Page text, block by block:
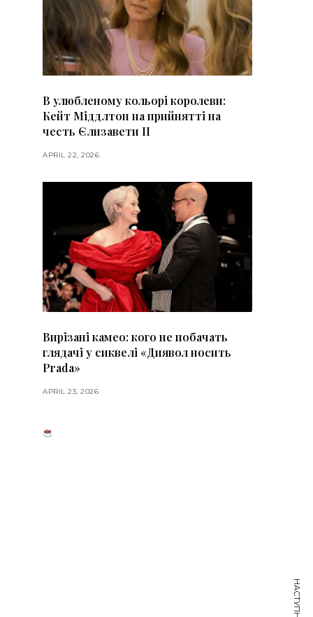
В улюбленому кольорі королеви:
Кейт Міддлтон на прийнятті на
честь Єлизавети II
APRIL 22, 2026
Вирізані камео: кого не побачать
глядачі у сиквелі «Диявол носить
Prada»
APRIL 23, 2026